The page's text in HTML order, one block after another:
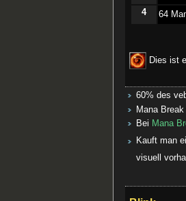
4
­64
Dies ist
60% des
Mana
Bei Mana
Kauft man
visuell